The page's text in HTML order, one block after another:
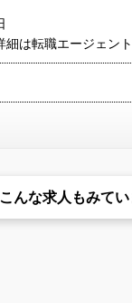
は転職エージェン
んな求人もみて